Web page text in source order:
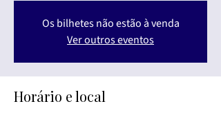
Os bilhetes não estão à venda
Ver outros eventos
Horário e local